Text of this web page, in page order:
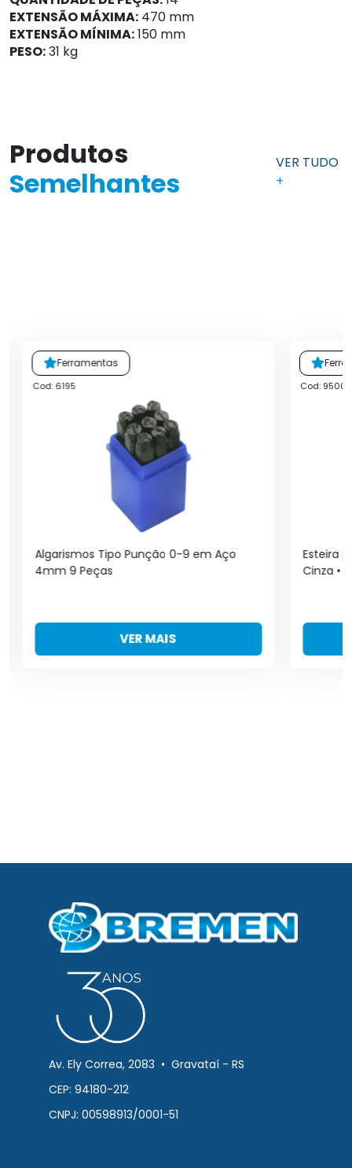
EXTENSÃO MÁXIMA: 470 mm
EXTENSÃO MÍNIMA:150 mm
PESO:31 kg
Produtos
Semelhantes
VER TUDO
+
Ferramentas
Cod: 6195
Algarismos Tipo Punção 0-9 em Aço
4mm 9 Peças
VER MAIS
Cod: 95001
Esteira
Cinza •
Av. Ely Correa, 2083 • Gravataí - RS
CEP: 94180-212
CNPJ: 00598913/0001-51